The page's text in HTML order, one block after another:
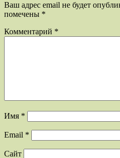
Ваш адрес email не будет
помечены *
Комментарий *
Имя *
Email *
Сайт